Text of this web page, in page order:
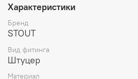
габаритах, внешнем виде и цвете,
и основываются на последних
производителя. Производитель
вносить изменения в дизайн и
характеристики, не ухудшающие
Характеристики
Бренд
STOUT
Вид фитинга
Штуцер
Материал